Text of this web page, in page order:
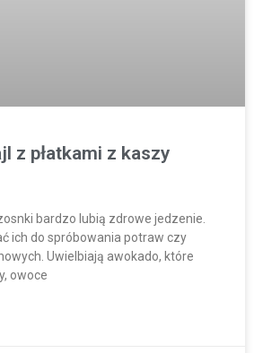
z płatkami z kaszy
bardzo lubią zdrowe jedzenie.
ich do spróbowania potraw czy
Uwielbiają awokado, które
owoce